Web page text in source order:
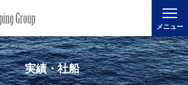
メニュー
実績・社船